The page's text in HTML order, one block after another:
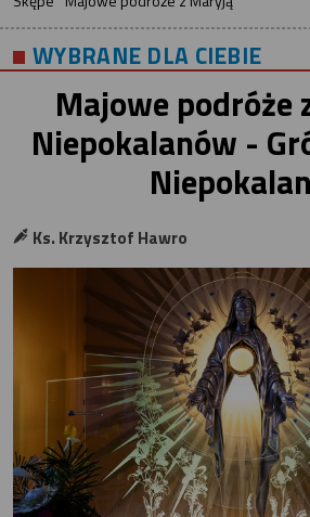
WYBRANE DLA CIEBIE
Majowe podróże
Niepokalanów -
Ks. Krzysztof Hawro